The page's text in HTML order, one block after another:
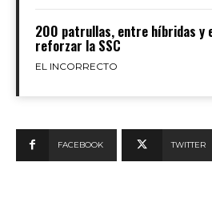
200 patrullas, entre híbridas y
reforzar la SSC
EL INCORRECTO
FACEBOOK TWITTER